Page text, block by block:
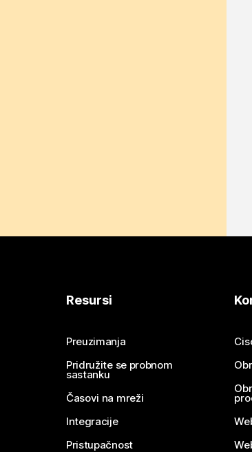
Resursi
Preuzimanja
Pridružite se probnom
sastanku
Časovi na mreži
Integracije
Pristupačnost